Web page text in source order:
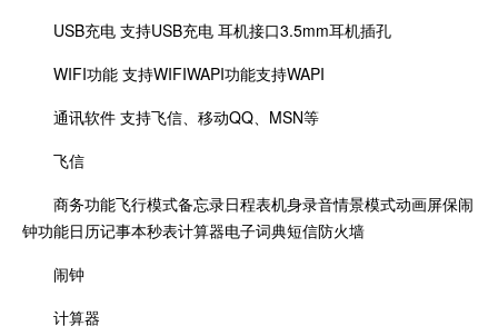
USB充电 支持USB充电 耳机接口3.5mm耳机插孔
WIFI功能 支持WIFIWAPI功能支持WAPI
通讯软件 支持飞信、移动QQ、MSN等
飞信
商务功能飞行模式备忘录日程表机身录音情景模式动画屏保闹
钟功能日历记事本秒表计算器电子词典短信防火墙
闹钟
计算器